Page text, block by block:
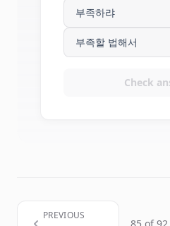
부족하랴
부족할 법해서
Check
PREVIOUS